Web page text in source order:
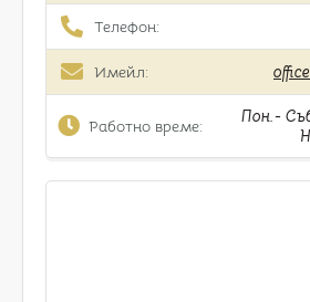
Телефон:
Имейл:
Работно време:
Пон.-